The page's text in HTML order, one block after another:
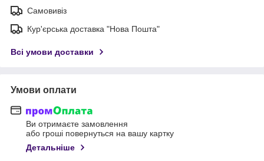
Самовивіз
Кур'єрська доставка "Нова Пошта"
Всі умови доставки
Умови оплати
Ви отримаєте замовлення
або гроші повернуться на вашу картку
Детальніше